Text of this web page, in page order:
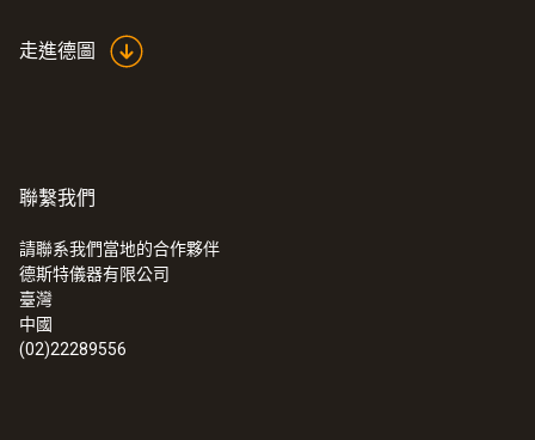
走進德圖
聯繫我們
請聯系我們當地的合作夥伴
德斯特儀器有限公司
臺灣
中國
(02)22289556